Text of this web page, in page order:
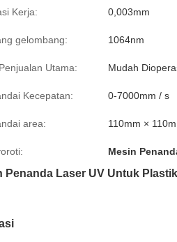
Kerja: 0,003mm
gelombang: 1064nm
Utama: Mudah
Kecepatan: 0-7000mm / s
area: 110mm ×
Mesin
Penanda Laser UV Untuk Plastik